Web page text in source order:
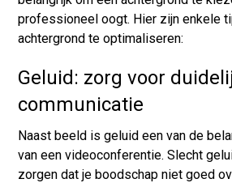
professioneel oogt. Hier zijn enkele
achtergrond te optimaliseren:
Geluid: zorg voor
communicatie
Naast beeld is geluid een van de
van een videoconferentie. Slecht
zorgen dat je boodschap niet goed